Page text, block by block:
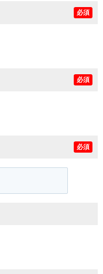
必須
必須
必須